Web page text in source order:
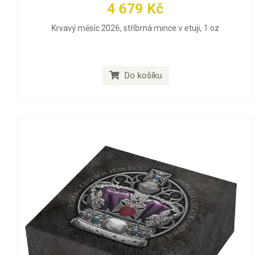
4 679 Kč
Krvavý měsíc 2026, stříbrná mince v etuji, 1 oz
Do košíku